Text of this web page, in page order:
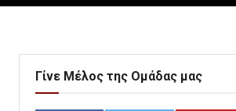
Γίνε Μέλος της Ομάδας μας